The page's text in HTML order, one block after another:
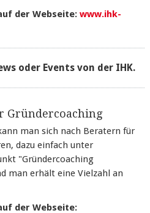
der Webseite: www.ihk-
oder Events von der IHK.
Gründercoaching
man sich nach Beratern für
dazu einfach unter
"Gründercoaching
man erhält eine Vielzahl an
der Webseite: